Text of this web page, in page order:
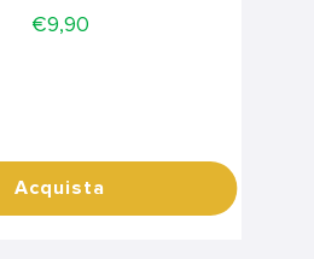
Price
€9,90
Acquista